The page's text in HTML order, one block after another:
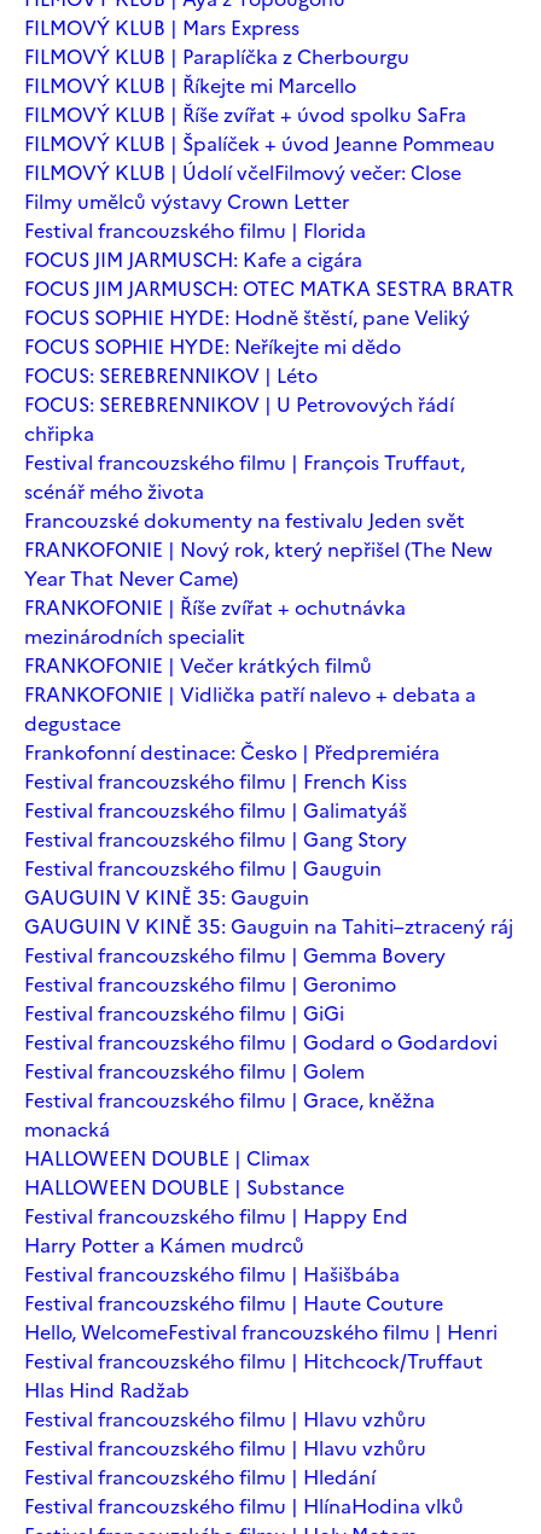
FILMOVÝ KLUB | Mars Express
FILMOVÝ KLUB | Paraplíčka z Cherbourgu
FILMOVÝ KLUB | Říkejte mi Marcello
FILMOVÝ KLUB | Říše zvířat + úvod spolku SaFra
FILMOVÝ KLUB | Špalíček + úvod Jeanne Pommeau
FILMOVÝ KLUB | Údolí včelFilmový večer: Close
Filmy umělců výstavy Crown Letter
Festival francouzského filmu | Florida
FOCUS JIM JARMUSCH: Kafe a cigára
FOCUS JIM JARMUSCH: OTEC MATKA SESTRA BRATR
FOCUS SOPHIE HYDE: Hodně štěstí, pane Veliký
FOCUS SOPHIE HYDE: Neříkejte mi dědo
FOCUS: SEREBRENNIKOV | Léto
FOCUS: SEREBRENNIKOV | U Petrovových řádí
chřipka
Festival francouzského filmu | François Truffaut,
scénář mého života
Francouzské dokumenty na festivalu Jeden svět
FRANKOFONIE | Nový rok, který nepřišel (The New
Year That Never Came)
FRANKOFONIE | Říše zvířat + ochutnávka
mezinárodních specialit
FRANKOFONIE | Večer krátkých filmů
FRANKOFONIE | Vidlička patří nalevo + debata a
degustace
Frankofonní destinace: Česko | Předpremiéra
Festival francouzského filmu | French Kiss
Festival francouzského filmu | Galimatyáš
Festival francouzského filmu | Gang Story
Festival francouzského filmu | Gauguin
GAUGUIN V KINĚ 35: Gauguin
GAUGUIN V KINĚ 35: Gauguin na Tahiti–ztracený ráj
Festival francouzského filmu | Gemma Bovery
Festival francouzského filmu | Geronimo
Festival francouzského filmu | GiGi
Festival francouzského filmu | Godard o Godardovi
Festival francouzského filmu | Golem
Festival francouzského filmu | Grace, kněžna
monacká
HALLOWEEN DOUBLE | Climax
HALLOWEEN DOUBLE | Substance
Festival francouzského filmu | Happy End
Harry Potter a Kámen mudrců
Festival francouzského filmu | Hašišbába
Festival francouzského filmu | Haute Couture
Hello, WelcomeFestival francouzského filmu | Henri
Festival francouzského filmu | Hitchcock/Truffaut
Hlas Hind Radžab
Festival francouzského filmu | Hlavu vzhůru
Festival francouzského filmu | Hlavu vzhůru
Festival francouzského filmu | Hledání
Festival francouzského filmu | HlínaHodina vlků